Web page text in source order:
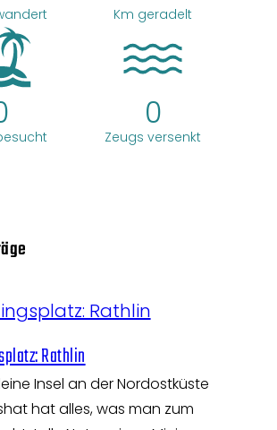
Km geradelt
0
Zeugs versenkt
Rathlin
Insel an der Nordostküste
hat alles, was man zum